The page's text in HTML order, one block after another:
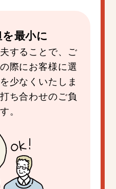
を最小に
することで、ご
際にお客様に選
少なくいたしま
ち合わせのご負
。